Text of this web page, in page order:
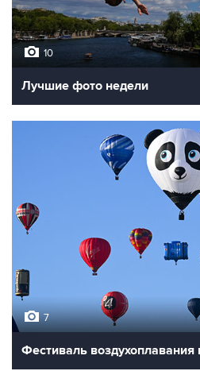
10
Лучшие фото недели
7
Фестиваль воздухоплавания